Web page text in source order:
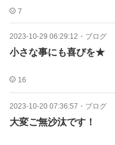
7
2023-10-29 06:29:12 ・ ブログ
小さな事にも喜びを★
16
2023-10-20 07:36:57 ・ ブログ
大変ご無沙汰です！